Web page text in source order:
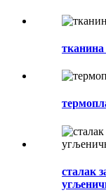
сталак